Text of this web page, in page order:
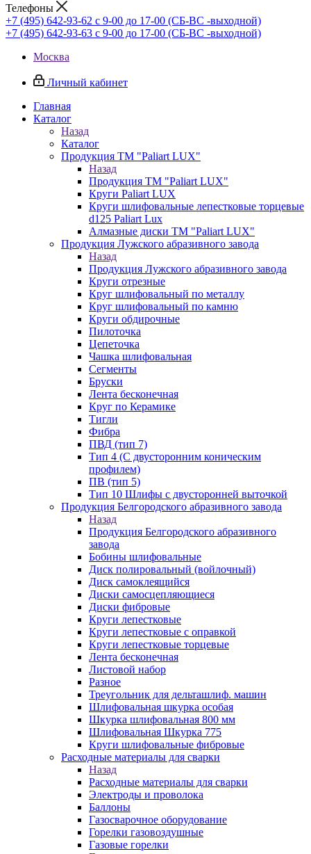
Телефоны
+7 (495) 642-93-62 c 9-00 до 17-00 (СБ-ВС -выходной)
+7 (495) 642-93-63 c 9-00 до 17-00 (СБ-ВС -выходной)
Москва
Личный кабинет
Главная
Каталог
Назад
Каталог
Продукция ТМ "Paliart LUX"
Назад
Продукция ТМ "Paliart LUX"
Круги Paliart LUX
Круги шлифовальные лепестковые торцевые
d125 Paliart Lux
Алмазные диски ТМ "Paliart LUX"
Продукция Лужского абразивного завода
Назад
Продукция Лужского абразивного завода
Круги отрезные
Круг шлифовальный по металлу
Круг шлифовальный по камню
Круги обдирочные
Пилоточка
Цепеточка
Чашка шлифовальная
Сегменты
Бруски
Лента бесконечная
Круг по Керамике
Тигли
Фибра
ПВД (тип 7)
Тип 4 (С двусторонним коническим
профилем)
ПВ (тип 5)
Тип 10 Шлифы с двусторонней выточкой
Продукция Белгородского абразивного завода
Назад
Продукция Белгородского абразивного
завода
Бобины шлифовальные
Диск полировальный (войлочный)
Диск самоклеящийся
Диски самосцепляющиеся
Диски фибровые
Круги лепестковые
Круги лепестковые с оправкой
Круги лепестковые торцевые
Лента бесконечная
Листовой набор
Разное
Треугольник для дельташлиф. машин
Шлифовальная шкурка особая
Шкурка шлифовальная 800 мм
Шлифовальная Шкурка 775
Круги шлифовальные фибровые
Расходные материалы для сварки
Назад
Расходные материалы для сварки
Электроды и проволока
Баллоны
Газосварочное оборудование
Горелки газовоздушные
Газовые горелки